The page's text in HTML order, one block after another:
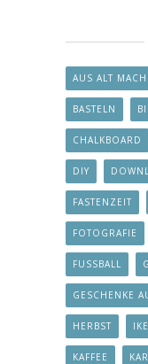
AUS ALT
BASTELN
CHALKBOARD
DIY
FASTENZEIT
FOTOGRAFIE
FUSSBALL
GESCHENKE
HERBST
KAFFEE